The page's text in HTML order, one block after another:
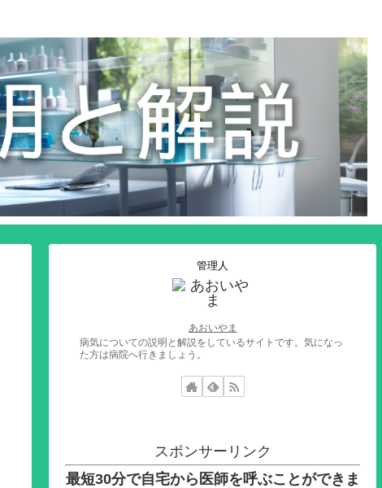
管理人
あおいやま
病気についての説明と解説をしているサイトです。気になっ
た方は病院へ行きましょう。
スポンサーリンク
最短30分で自宅から医師を呼ぶことができま